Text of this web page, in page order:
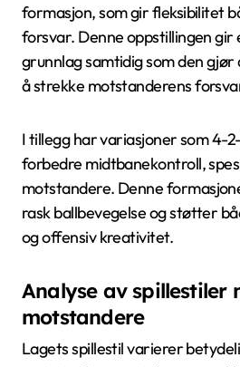
formasjon, som gir fleksibilitet
forsvar. Denne oppstillingen gir
grunnlag samtidig som den
å strekke motstanderens
I tillegg har variasjoner som 4-
forbedre midtbanekontroll,
motstandere. Denne
rask ballbevegelse og støtter
og offensiv kreativitet.
Analyse av spillestiler
motstandere
Lagets spillestil varierer